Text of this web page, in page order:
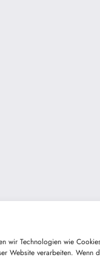
wir Technologien wie
Website verarbeiten.